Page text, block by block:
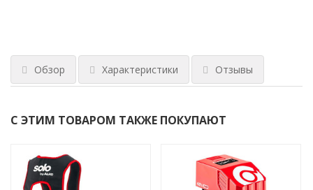
Обзор Характеристики Отзывы
С ЭТИМ ТОВАРОМ ТАКЖЕ ПОКУПАЮТ